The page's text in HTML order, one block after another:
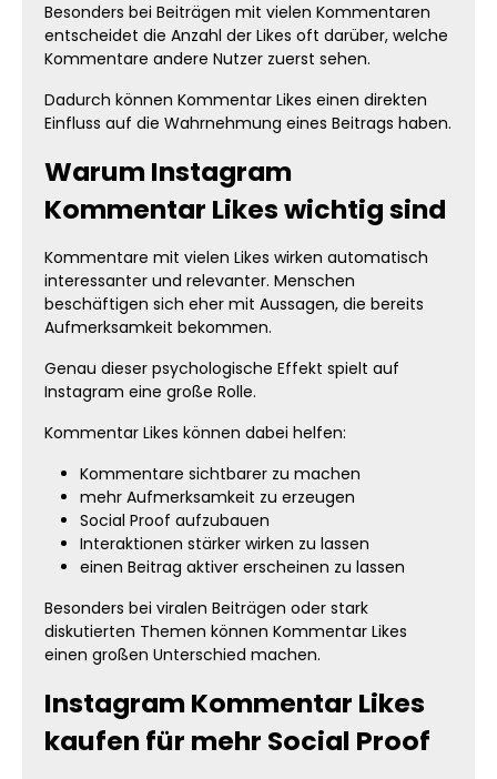
Besonders bei Beiträgen mit vielen Kommentaren
entscheidet die Anzahl der Likes oft darüber, welche
Kommentare andere Nutzer zuerst sehen.
Dadurch können Kommentar Likes einen direkten
Einfluss auf die Wahrnehmung eines Beitrags haben.
Warum Instagram
Kommentar Likes wichtig sind
Kommentare mit vielen Likes wirken automatisch
interessanter und relevanter. Menschen
beschäftigen sich eher mit Aussagen, die bereits
Aufmerksamkeit bekommen.
Genau dieser psychologische Effekt spielt auf
Instagram eine große Rolle.
Kommentar Likes können dabei helfen:
Kommentare sichtbarer zu machen
mehr Aufmerksamkeit zu erzeugen
Social Proof aufzubauen
Interaktionen stärker wirken zu lassen
einen Beitrag aktiver erscheinen zu lassen
Besonders bei viralen Beiträgen oder stark
diskutierten Themen können Kommentar Likes
einen großen Unterschied machen.
Instagram Kommentar Likes
kaufen für mehr Social Proof